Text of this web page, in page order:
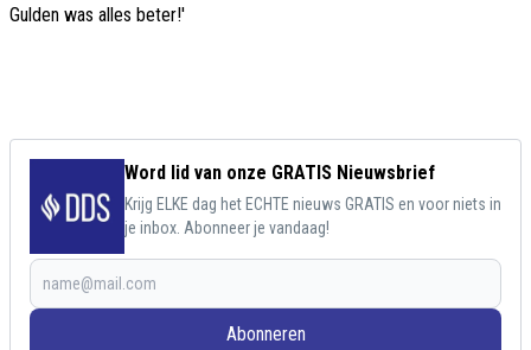
Gulden was alles beter!'
Word lid van onze GRATIS Nieuwsbrief
Krijg ELKE dag het ECHTE nieuws GRATIS en voor niets in
je inbox. Abonneer je vandaag!
Abonneren